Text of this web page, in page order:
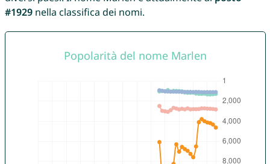
#1929nella classifica dei nomi.